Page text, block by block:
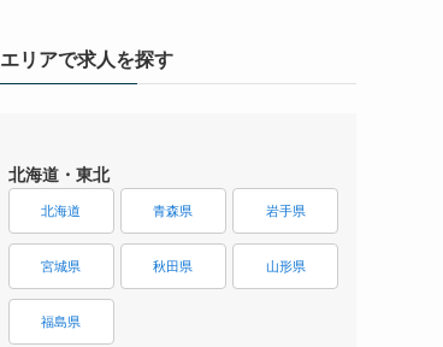
エリアで求人を探す
北海道・東北
北海道 青森県 岩手県
宮城県 秋田県 山形県
福島県